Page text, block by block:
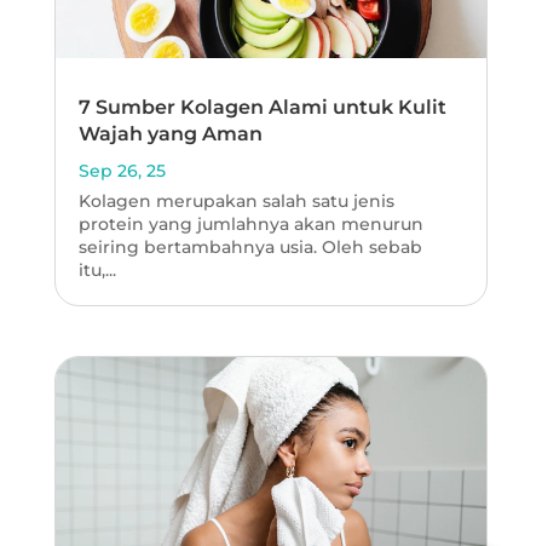
7 Sumber Kolagen Alami untuk Kulit
Wajah yang Aman
Sep 26, 25
Kolagen merupakan salah satu jenis
protein yang jumlahnya akan menurun
seiring bertambahnya usia. Oleh sebab
itu,...